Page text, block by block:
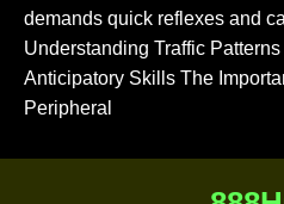
demands quick reflexes and
Understanding Traffic
Anticipatory Skills The
Peripheral